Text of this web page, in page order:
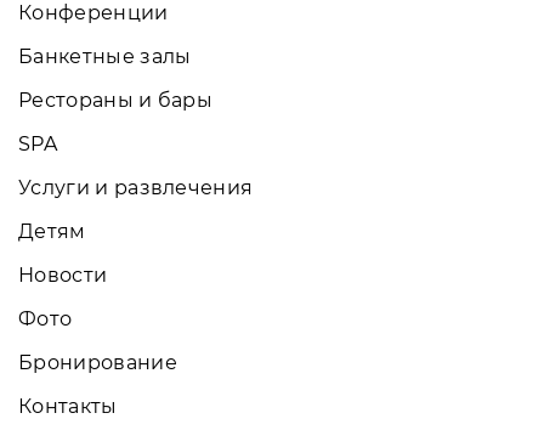
Конференции
Банкетные залы
Рестораны и бары
SPA
Услуги и развлечения
Детям
Новости
Фото
Бронирование
Контакты